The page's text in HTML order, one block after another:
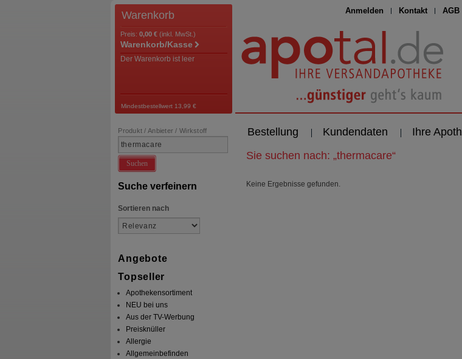
Anmelden Kontakt AGB
Warenkorb
Preis: 0,00 € (inkl. MwSt.)
Warenkorb/Kasse
Der Warenkorb ist leer
Mindestbestellwert 13,99 €
Bestellung Kundendaten Ihre
Produkt / Anbieter / Wirkstoff
Suchen
Suche verfeinern
Sortieren nach
Angebote
Topseller
Apothekensortiment
NEU bei uns
Aus der TV-Werbung
Preisknüller
Allergie
Allgemeinbefinden
Sie suchen nach: „thermacare“
Keine Ergebnisse gefunden.